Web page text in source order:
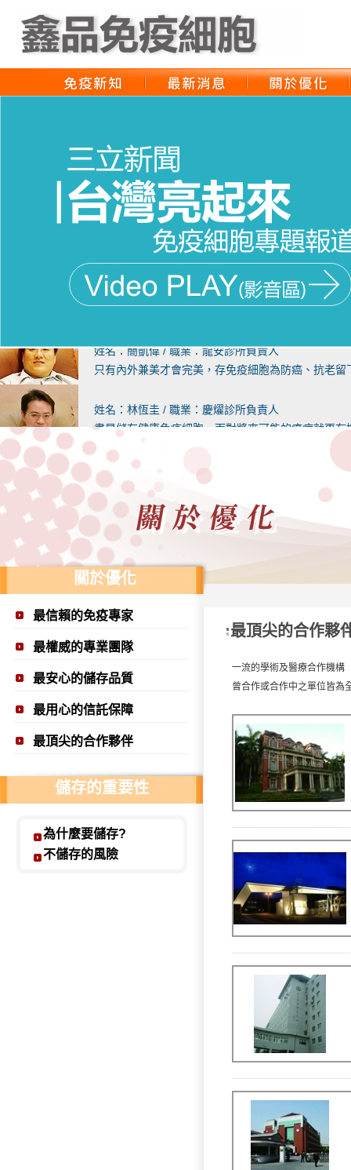
姓名：王明勇 / 職業：澳洲生藥學院 營養學醫師
無毒飲食只是防癌的第一步 存免疫細胞 才是釜底抽
姓名：簡凱偉 / 職業：龍安診所負責人
只有內外兼美才會完美，存免疫細胞為防癌、抗老留
姓名：林恆圭 / 職業：慶燿診所負責人
盡早儲存健康免疫細胞，面對將來可能的癌症就更有
姓名：張寶霖 / 職業：婦欣診所負責人
免疫細胞療法從學理到治療方式都是完全符合人體最
姓名：呂維國 / 職業：呂維國婦產科診所負責人
免疫細胞療法往後的用途必能更廣，造福更多的民眾
姓名：詹建發 / 職業：向陽診所負責人
姓名：黃耀霆 / 職業：耀安診所醫師
科技會不斷進步 但免疫力則是不斷地在退步！
姓名：羅文一 / 職業：隆安診所醫師
建議能力所及的親友也都該儲存 讓未來更有保障
越早儲存健康免疫細胞 對日後發生疾病可發揮越大
姓名：傅華國 / 職業：維恩耳鼻喉科診所醫師
儲存健康的免疫細胞就像存保險一樣的重要
姓名：王欽耀 / 職業：王欽耀診所醫師
儲存自身良好的免疫細胞來吞噬不好的細胞
免疫細胞療法在將來運用的層面會更寬更廣
關於優化
最信賴的免疫專家
最權威的專業團隊
最安心的儲存品質
最用心的信託保障
最頂尖的合作夥伴
儲存的重要性
為什麼要儲存?
不儲存的風險
最頂尖的合作夥
一流的學術及醫療合作機構
曾合作或合作中之單位皆為